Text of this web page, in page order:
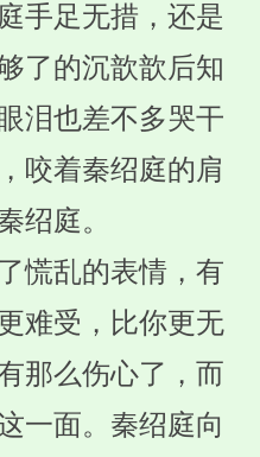
手足无措，还是
了的沉歆歆后知
泪也差不多哭干
咬着秦绍庭的肩
绍庭。
慌乱的表情，有
难受，比你更无
那么伤心了，而
一面。秦绍庭向